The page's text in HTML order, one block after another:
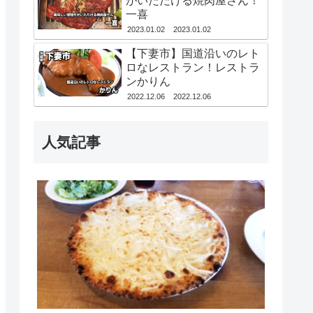
一喜
2023.01.02 2023.01.02
【下妻市】国道沿いのレト
ロなレストラン！レストラ
ンかりん
2022.12.06 2022.12.06
人気記事